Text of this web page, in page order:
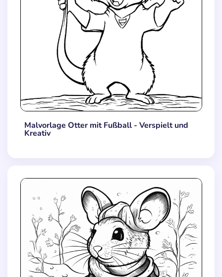
Malvorlage Otter mit Fußball - Verspielt und
Kreativ